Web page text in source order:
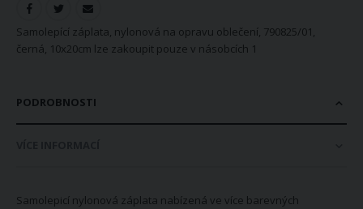
Samolepící záplata, nylonová na opravu oblečení, 790825/01,
černá, 10x20cm lze zakoupit pouze v násobcích 1
PODROBNOSTI
Samolepicí nylonová záplata nabízená ve více barevných